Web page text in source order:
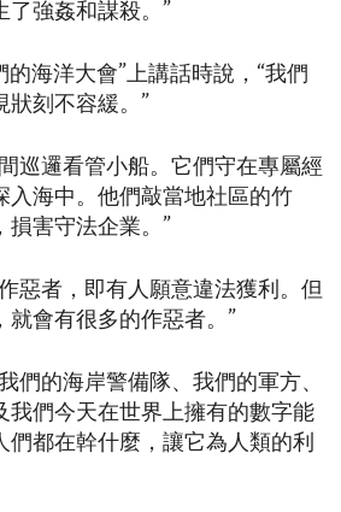
了強姦和謀殺。”
的海洋大會”上講話時說，“我們
狀刻不容緩。”
巡邏看管小船。它們守在專屬經
入海中。他們敲當地社區的竹
損害守法企業。”
惡者，即有人願意違法獲利。但
會有很多的作惡者。”
們的海岸警備隊、我們的軍方、
我們今天在世界上擁有的數字能
們都在幹什麼，讓它為人類的利